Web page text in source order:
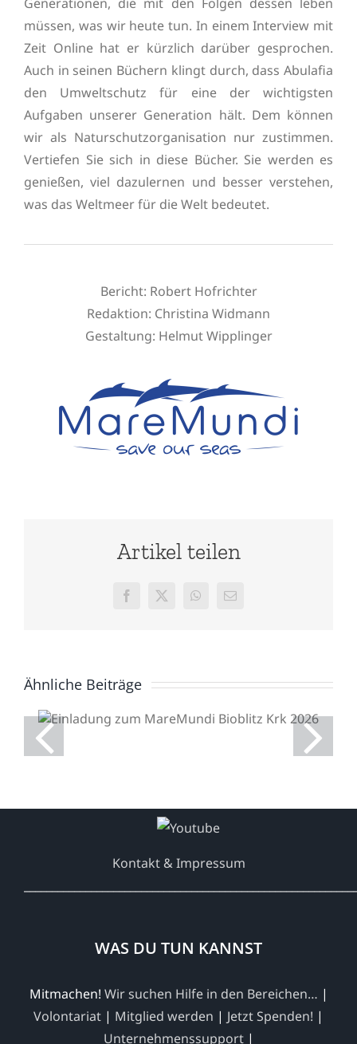
Generationen, die mit den Folgen dessen leben
müssen, was wir heute tun. In einem Interview mit
Zeit Online hat er kürzlich darüber gesprochen.
Auch in seinen Büchern klingt durch, dass Abulafia
den Umweltschutz für eine der wichtigsten
Aufgaben unserer Generation hält. Dem können
wir als Naturschutzorganisation nur zustimmen.
Vertiefen Sie sich in diese Bücher. Sie werden es
genießen, viel dazulernen und besser verstehen,
was das Weltmeer für die Welt bedeutet.
Bericht: Robert Hofrichter
Redaktion: Christina Widmann
Gestaltung: Helmut Wipplinger
Artikel teilen
Facebook
X WhatsApp
E-
Ähnliche BeiträgeEinladung zum
MareMundi Bioblitz Krk
Kontakt & Impressum
WAS DU TUN KANNST
Mitmachen! Wir suchen Hilfe in den Bereichen… |
Volontariat | Mitglied werden | Jetzt Spenden! |
Unternehmenssupport|